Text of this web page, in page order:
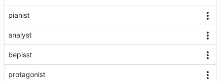
pianist
analyst
bepisst
protagonist